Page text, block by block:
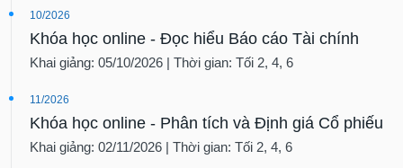
10/2026
Khóa học online - Đọc hiểu Báo cáo Tài chính
Khai giảng: 05/10/2026 | Thời gian: Tối 2, 4, 6
11/2026
Khóa học online - Phân tích và Định giá Cổ phiếu
Khai giảng: 02/11/2026 | Thời gian: Tối 2, 4, 6